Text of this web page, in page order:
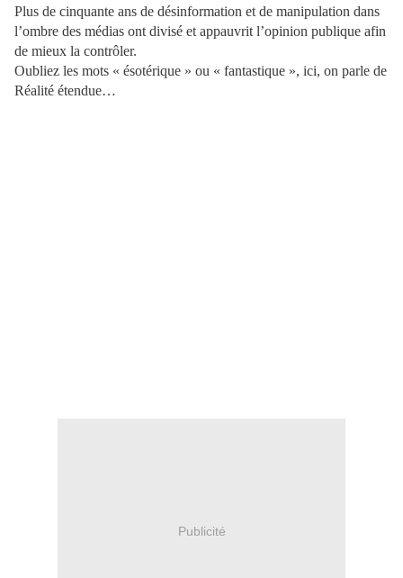
Plus de cinquante ans de désinformation et de manipulation dans
l’ombre des médias ont divisé et appauvrit l’opinion publique afin
de mieux la contrôler.
Oubliez les mots « ésotérique » ou « fantastique », ici, on parle de
Réalité étendue…
Publicité